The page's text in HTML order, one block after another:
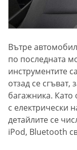
Вътре
по последната
инструментите
отзад се сгъват,
багажника. Като
с електрически
детайлите се
iPod, Bluetooth